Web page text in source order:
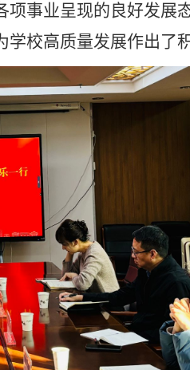
事业呈现的良好发展
校高质量发展作出了